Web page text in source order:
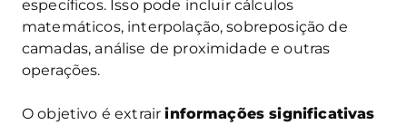
específicos. Isso pode incluir cálculos
matemáticos, interpolação, sobreposição de
camadas, análise de proximidade e outras
operações.
O objetivo é extrairinformações significativas